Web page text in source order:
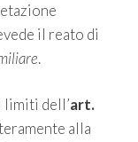
il reato di
.
limiti dell’art.
alla